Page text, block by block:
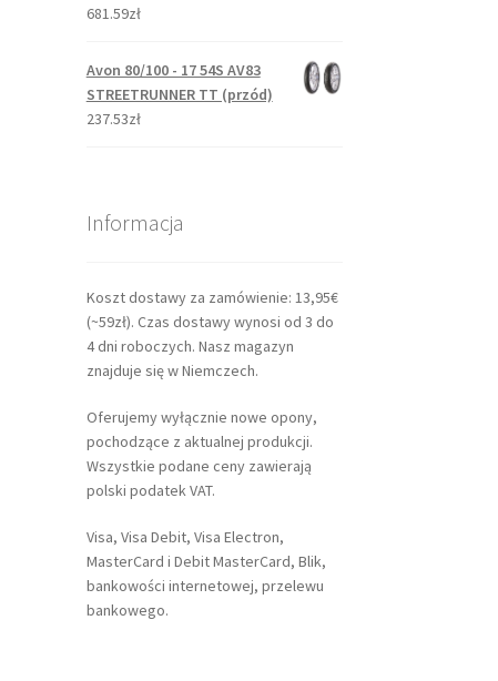
681.59zł
Avon 80/100 - 17 54S AV83
STREETRUNNER TT (przód)
237.53zł
Informacja
Koszt dostawy za zamówienie: 13,95€
(~59zł). Czas dostawy wynosi od 3 do
4 dni roboczych. Nasz magazyn
znajduje się w Niemczech.
Oferujemy wyłącznie nowe opony,
pochodzące z aktualnej produkcji.
Wszystkie podane ceny zawierają
polski podatek VAT.
Visa, Visa Debit, Visa Electron,
MasterCard i Debit MasterCard, Blik,
bankowości internetowej, przelewu
bankowego.